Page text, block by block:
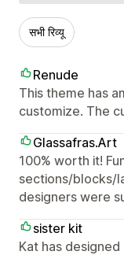
नकारात्मक रिव्यू
सभी रिव्यू
Renude
This theme has
customize. The
Glassafras.Art
100% worth it!
sections/blocks/
designers were
sister kit
Kat has